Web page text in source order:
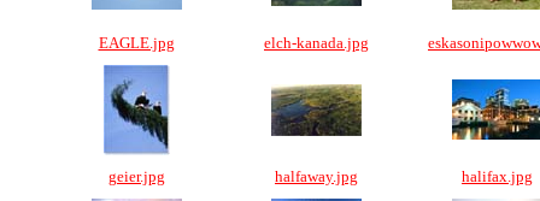
EAGLE.jpg elch-kanada.jpg
geier.jpg halfaway.jpg halifax.jpg